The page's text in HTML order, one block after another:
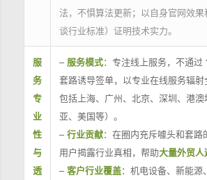
法，不惧算法更新；以自身官网效
谈行业标准）证明技术实力。
服
务
专
业
性
与
透
– 服务模式：专注线上服务，不通过
套路诱导签单，以专业在线服务辐
包括上海、广州、北京、深圳、港
亚、美国等）。
–行业贡献：在圈内充斥噱头和套路
用户揭露行业真相，帮助大量外贸人
–客户行业覆盖：机电设备、新能源